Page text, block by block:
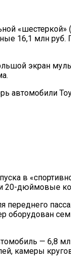
«шестеркой»
16,1 млн
экран
автомобили
в
и 20-дюймовые
переднего
оборудован
— 6,8
камеры